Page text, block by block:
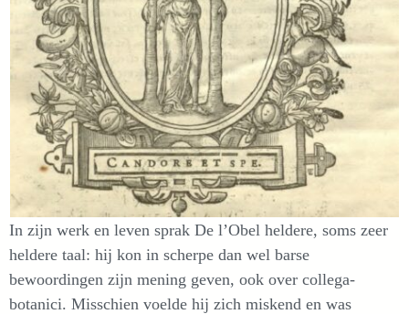
In zijn werk en leven sprak De l’Obel heldere, soms zeer
heldere taal: hij kon in scherpe dan wel barse
bewoordingen zijn mening geven, ook over collega-
botanici. Misschien voelde hij zich miskend en was